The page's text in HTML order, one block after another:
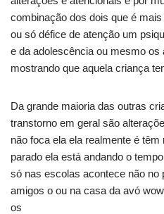
combinação dos dois que é
ou só défice de atenção um
e da adolescência ou mesmo
mostrando que aquela criança
Da grande maioria das outras
transtorno em geral são
não foca ela ela realmente é
parado ela está andando o
só nas escolas acontece não no
amigos o ou na casa da avó
os